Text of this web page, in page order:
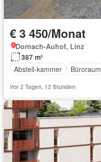
€ 3 450/Monat
Dornach-Auhof, Linz
387 m²
Abstell-kammer
Büroraum
Vor 2 Tagen, 12 Stunden